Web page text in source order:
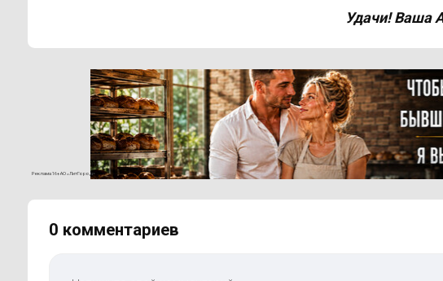
Удачи! Ваша
Реклама 16+ АО «ЛитГород»
0 комментариев